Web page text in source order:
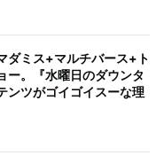
ダミス+マルチバース+ト
ー。『水曜日のダウンタ
ンツがゴイゴイスーな理